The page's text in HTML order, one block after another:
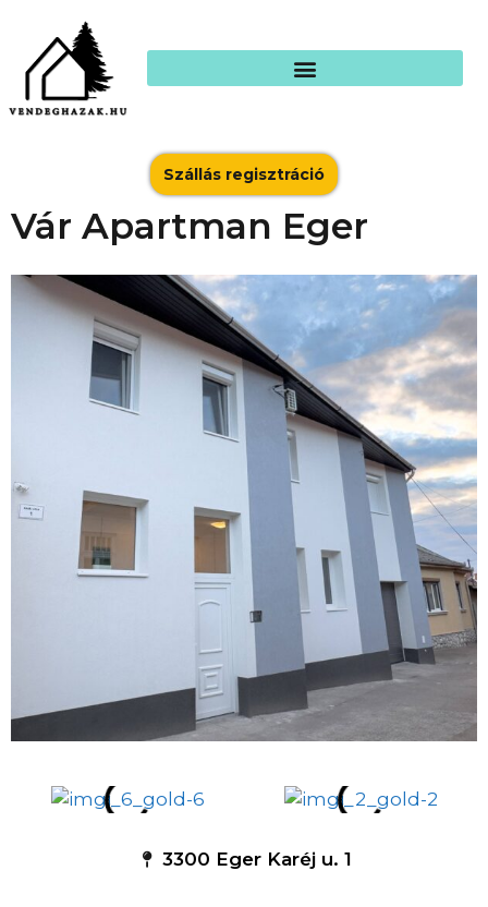
Szállás regisztráció
Vár Apartman Eger
3300 Eger Karéj u. 1